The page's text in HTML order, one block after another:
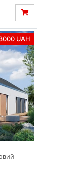
UAH